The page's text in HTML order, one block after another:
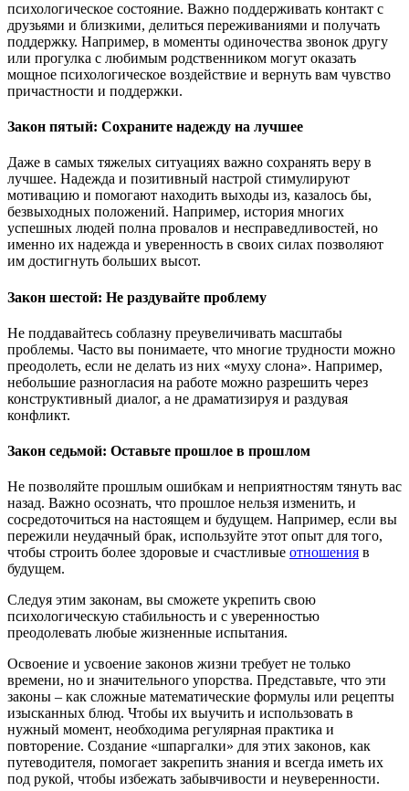
психологическое состояние. Важно поддерживать контакт с
друзьями и близкими, делиться переживаниями и получать
поддержку. Например, в моменты одиночества звонок другу
или прогулка с любимым родственником могут оказать
мощное психологическое воздействие и вернуть вам чувство
причастности и поддержки.
Закон пятый: Сохраните надежду на лучшее
Даже в самых тяжелых ситуациях важно сохранять веру в
лучшее. Надежда и позитивный настрой стимулируют
мотивацию и помогают находить выходы из, казалось бы,
безвыходных положений. Например, история многих
успешных людей полна провалов и несправедливостей, но
именно их надежда и уверенность в своих силах позволяют
им достигнуть больших высот.
Закон шестой: Не раздувайте проблему
Не поддавайтесь соблазну преувеличивать масштабы
проблемы. Часто вы понимаете, что многие трудности можно
преодолеть, если не делать из них «муху слона». Например,
небольшие разногласия на работе можно разрешить через
конструктивный диалог, а не драматизируя и раздувая
конфликт.
Закон седьмой: Оставьте прошлое в прошлом
Не позволяйте прошлым ошибкам и неприятностям тянуть вас
назад. Важно осознать, что прошлое нельзя изменить, и
сосредоточиться на настоящем и будущем. Например, если вы
пережили неудачный брак, используйте этот опыт для того,
чтобы строить более здоровые и счастливые отношения в
будущем.
Следуя этим законам, вы сможете укрепить свою
психологическую стабильность и с уверенностью
преодолевать любые жизненные испытания.
Освоение и усвоение законов жизни требует не только
времени, но и значительного упорства. Представьте, что эти
законы – как сложные математические формулы или рецепты
изысканных блюд. Чтобы их выучить и использовать в
нужный момент, необходима регулярная практика и
повторение. Создание «шпаргалки» для этих законов, как
путеводителя, помогает закрепить знания и всегда иметь их
под рукой, чтобы избежать забывчивости и неуверенности.